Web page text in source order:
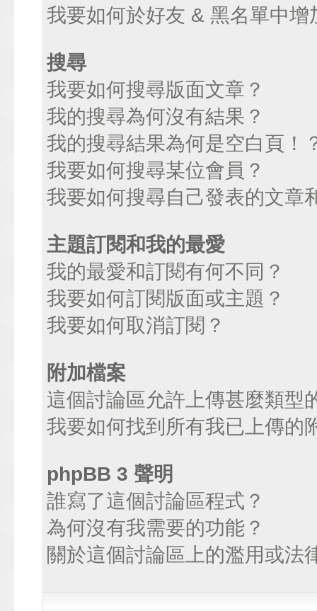
我要如何於好友 & 黑名單中增
搜尋
我要如何搜尋版面文章？
我的搜尋為何沒有結果？
我的搜尋結果為何是空白頁！
我要如何搜尋某位會員？
我要如何搜尋自己發表的文章
主題訂閱和我的最愛
我的最愛和訂閱有何不同？
我要如何訂閱版面或主題？
我要如何取消訂閱？
附加檔案
這個討論區允許上傳甚麼類型
我要如何找到所有我已上傳的
phpBB 3 聲明
誰寫了這個討論區程式？
為何沒有我需要的功能？
關於這個討論區上的濫用或法